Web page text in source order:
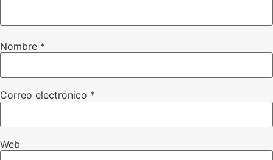
Nombre *
Correo electrónico *
Web